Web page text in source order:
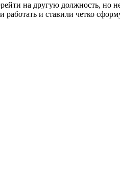
на другую должность, но
и ставили четко